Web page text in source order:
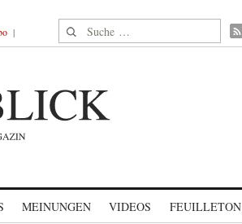
Suche nach:
MEINUNGEN VIDEOS FEUILLETON